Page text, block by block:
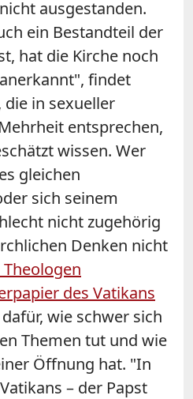
ausgestanden.
ein Bestandteil der
hat die Kirche noch
findet
die in sexueller
entsprechen,
wissen. Wer
gleichen
sich seinem
nicht zugehörig
Denken nicht
des Vatikans
wie schwer sich
Themen tut und wie
Öffnung hat. "In
– der Papst